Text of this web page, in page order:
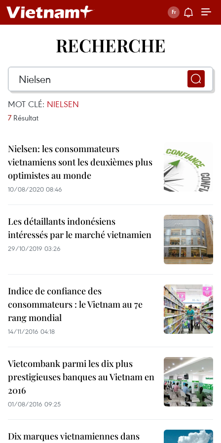
RECHERCHE
MOT CLÉ: NIELSEN
7 Résultat
Nielsen: les consommateurs
vietnamiens sont les deuxièmes plus
optimistes au monde
10/08/2020 08:46
Les détaillants indonésiens
intéressés par le marché vietnamien
29/10/2019 03:26
Indice de confiance des
consommateurs : le Vietnam au 7e
rang mondial
14/11/2016 04:18
Vietcombank parmi les dix plus
prestigieuses banques au Vietnam en
2016
01/08/2016 09:25
Dix marques vietnamiennes dans